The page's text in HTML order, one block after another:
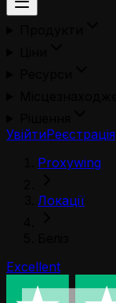
УвійтиРеєстрація
Proxywing
Локації
Excellent